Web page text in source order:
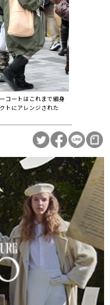
コートはこれまで細身
トにアレンジされた